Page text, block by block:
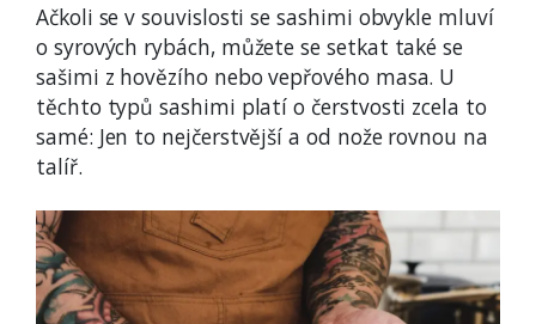
Ačkoli se v souvislosti se sashimi obvykle mluví
o syrových rybách, můžete se setkat také se
sašimi z hovězího nebo vepřového masa. U
těchto typů sashimi platí o čerstvosti zcela to
samé: Jen to nejčerstvější a od nože rovnou na
talíř.